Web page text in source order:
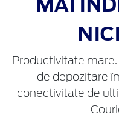
Productivitate
de depozitare
conectivitate de